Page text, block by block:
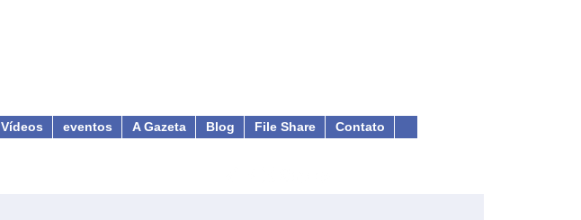
Vídeos eventos A Gazeta Blog File Share Contato